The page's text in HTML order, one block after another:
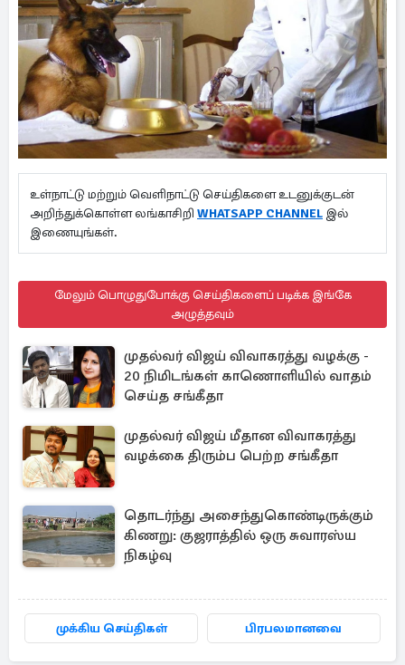
உள்நாட்டு மற்றும் வெளிநாட்டு செய்திகளை உடனுக்குடன்
அறிந்துக்கொள்ள லங்காசிறி WHATSAPP CHANNEL இல்
இணையுங்கள்.
மேலும் பொழுதுபோக்கு செய்திகளைப் படிக்க இங்கே
அழுத்தவும்
முதல்வர் விஜய் விவாகரத்து வழக்கு -
20 நிமிடங்கள் காணொளியில் வாதம்
செய்த சங்கீதா
முதல்வர் விஜய் மீதான விவாகரத்து
வழக்கை திரும்ப பெற்ற சங்கீதா
தொடர்ந்து அசைந்துகொண்டிருக்கும்
கிணறு: குஜராத்தில் ஒரு சுவாரஸ்ய
நிகழ்வு
முக்கிய செய்திகள் பிரபலமானவை